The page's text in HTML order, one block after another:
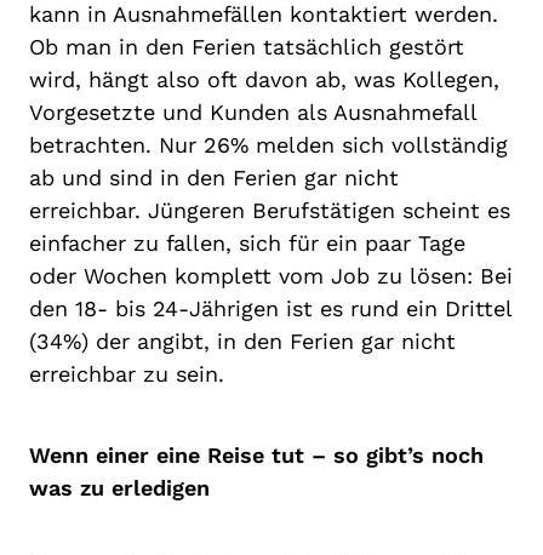
kann in Ausnahmefällen kontaktiert werden.
Ob man in den Ferien tatsächlich gestört
wird, hängt also oft davon ab, was Kollegen,
Vorgesetzte und Kunden als Ausnahmefall
betrachten. Nur 26% melden sich vollständig
ab und sind in den Ferien gar nicht
erreichbar. Jüngeren Berufstätigen scheint es
einfacher zu fallen, sich für ein paar Tage
oder Wochen komplett vom Job zu lösen: Bei
den 18- bis 24-Jährigen ist es rund ein Drittel
(34%) der angibt, in den Ferien gar nicht
erreichbar zu sein.
Wenn einer eine Reise tut – so gibt’s noch
was zu erledigen